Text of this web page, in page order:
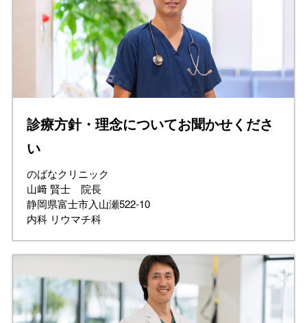
診療方針・理念についてお聞かせくださ
い
のばなクリニック
山﨑 賢士 院長
静岡県富士市入山瀬522-10
内科 リウマチ科